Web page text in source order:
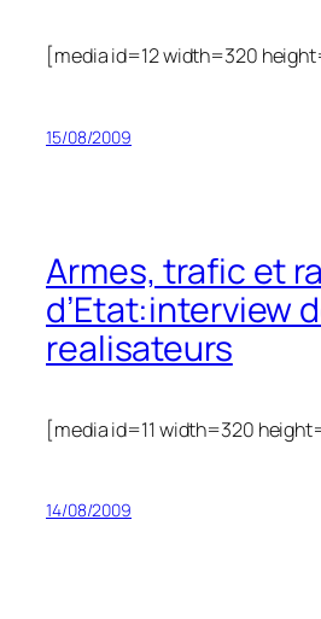
[media id=12 width=320
15/08/2009
Armes, trafic et
d’Etat:interview
realisateurs
[media id=11 width=320
14/08/2009